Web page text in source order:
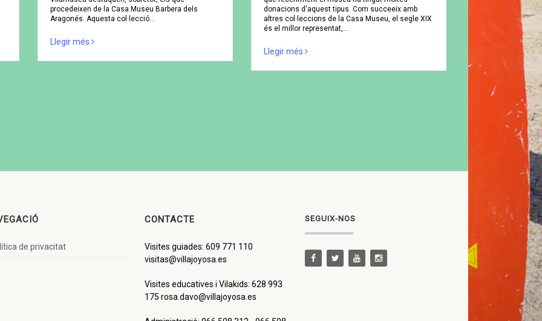
procedeixen de la Casa Museu Barbera dels
Aragonés. Aquesta col·lecció…
Llegir més
donacions d'aquest tipus. Com succeeix amb
altres col·leccions de la Casa Museu, el segle XIX
és el millor representat,…
Llegir més
de privacitat
CONTACTE
Visites guiades: 609 771 110
visitas@villajoyosa.es
Visites educatives i Vilakids: 628 993
175 rosa.davo@villajoyosa.es
SEGUIX-NOS